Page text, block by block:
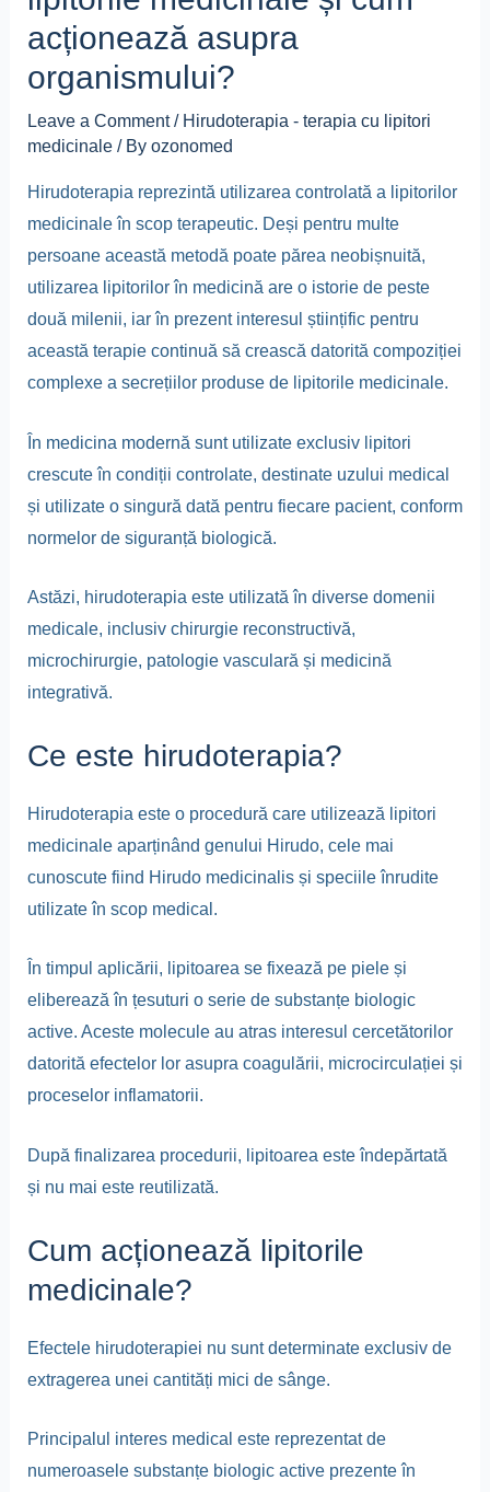
acționează asupra
organismului?
Leave a Comment / Hirudoterapia - terapia cu lipitori
medicinale/ By ozonomed
Hirudoterapia reprezintă utilizarea controlată a lipitorilor
medicinale în scop terapeutic. Deși pentru multe
persoane această metodă poate părea neobișnuită,
utilizarea lipitorilor în medicină are o istorie de peste
două milenii, iar în prezent interesul științific pentru
această terapie continuă să crească datorită compoziției
complexe a secrețiilor produse de lipitorile medicinale.
În medicina modernă sunt utilizate exclusiv lipitori
crescute în condiții controlate, destinate uzului medical
și utilizate o singură dată pentru fiecare pacient, conform
normelor de siguranță biologică.
Astăzi, hirudoterapia este utilizată în diverse domenii
medicale, inclusiv chirurgie reconstructivă,
microchirurgie, patologie vasculară și medicină
integrativă.
Ce este hirudoterapia?
Hirudoterapia este o procedură care utilizează lipitori
medicinale aparținând genului Hirudo, cele mai
cunoscute fiind Hirudo medicinalis și speciile înrudite
utilizate în scop medical.
În timpul aplicării, lipitoarea se fixează pe piele și
eliberează în țesuturi o serie de substanțe biologic
active. Aceste molecule au atras interesul cercetătorilor
datorită efectelor lor asupra coagulării, microcirculației și
proceselor inflamatorii.
După finalizarea procedurii, lipitoarea este îndepărtată
și nu mai este reutilizată.
Cum acționează lipitorile
medicinale?
Efectele hirudoterapiei nu sunt determinate exclusiv de
extragerea unei cantități mici de sânge.
Principalul interes medical este reprezentat de
numeroasele substanțe biologic active prezente în